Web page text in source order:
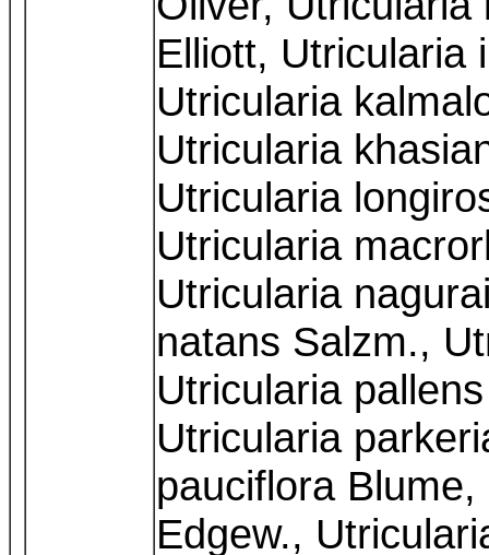
Elliott, Utricularia
Utricularia
Utricularia
Utricularia
Utricularia
Utricularia
natans Salzm.,
Utricularia
Utricularia
pauciflora
Edgew.,